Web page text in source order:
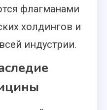
флагманами
холдингов и
индустрии.